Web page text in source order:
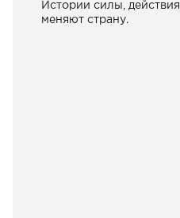
Истории силы,
меняют страну.